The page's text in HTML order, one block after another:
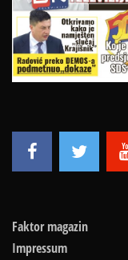
Faktor magazin
Impressum